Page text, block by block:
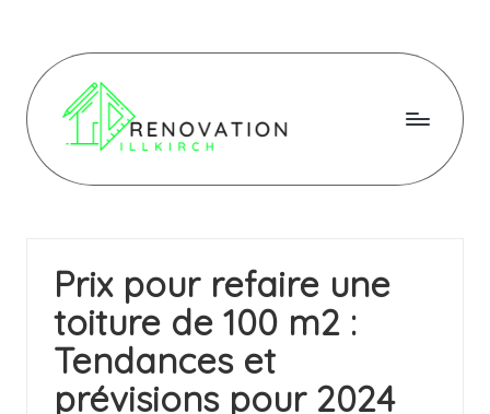
content
R
o
v
a
ti
Prix pour refaire une
toiture de 100 m2 :
Tendances et
prévisions pour 2024